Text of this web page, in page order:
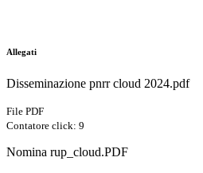
Allegati
Disseminazione pnrr cloud 2024.pdf
File PDF
Contatore click: 9
Nomina rup_cloud.PDF